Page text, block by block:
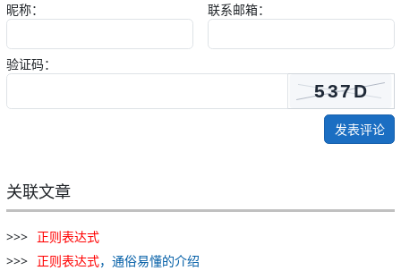
昵称： 联系邮箱：
验证码：
发表评论
关联文章
正则表达式
正则表达式，通俗易懂的介绍